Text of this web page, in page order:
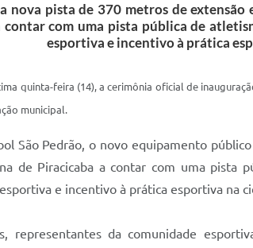
nova pista de 370 metros de
com uma pista pública de
esportiva e incentivo à prática
quinta-feira (14), a cerimônia oficial de
municipal.
São Pedrão, o novo equipamento
de Piracicaba a contar com uma
e incentivo à prática esportiva na
representantes da comunidade